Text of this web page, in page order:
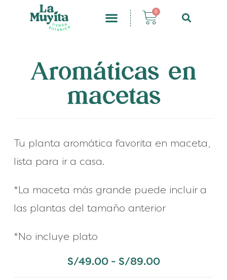
0
Aromáticas en
macetas
Tu planta aromática favorita en maceta,
lista para ir a casa.
*La maceta más grande puede incluir a
las plantas del tamaño anterior
*No incluye plato
S/49.00 - S/89.00